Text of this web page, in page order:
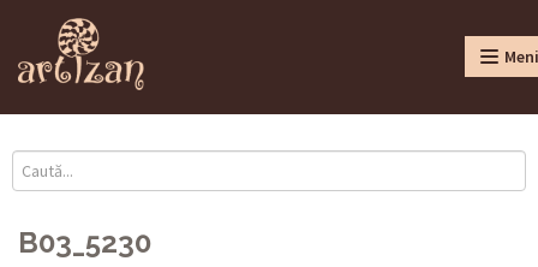
B03_5230